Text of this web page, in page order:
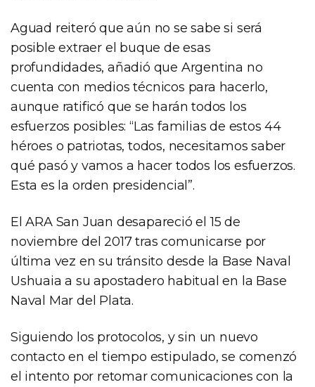
Aguad reiteró que aún no se sabe si será
posible extraer el buque de esas
profundidades, añadió que Argentina no
cuenta con medios técnicos para hacerlo,
aunque ratificó que se harán todos los
esfuerzos posibles: “Las familias de estos 44
héroes o patriotas, todos, necesitamos saber
qué pasó y vamos a hacer todos los esfuerzos.
Esta es la orden presidencial”.
El ARA San Juan desapareció el 15 de
noviembre del 2017 tras comunicarse por
última vez en su tránsito desde la Base Naval
Ushuaia a su apostadero habitual en la Base
Naval Mar del Plata.
Siguiendo los protocolos, y sin un nuevo
contacto en el tiempo estipulado, se comenzó
el intento por retomar comunicaciones con la